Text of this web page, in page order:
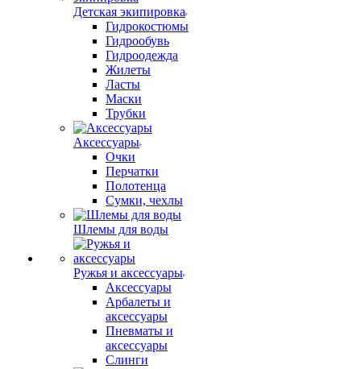
Детская экипировка
Гидрокостюмы
Гидрообувь
Гидроодежда
Жилеты
Ласты
Маски
Трубки
Аксессуары
Очки
Перчатки
Полотенца
Сумки, чехлы
Шлемы для воды
Ружья и аксессуары
Аксессуары
Арбалеты и
аксессуары
Пневматы и
аксессуары
Слинги